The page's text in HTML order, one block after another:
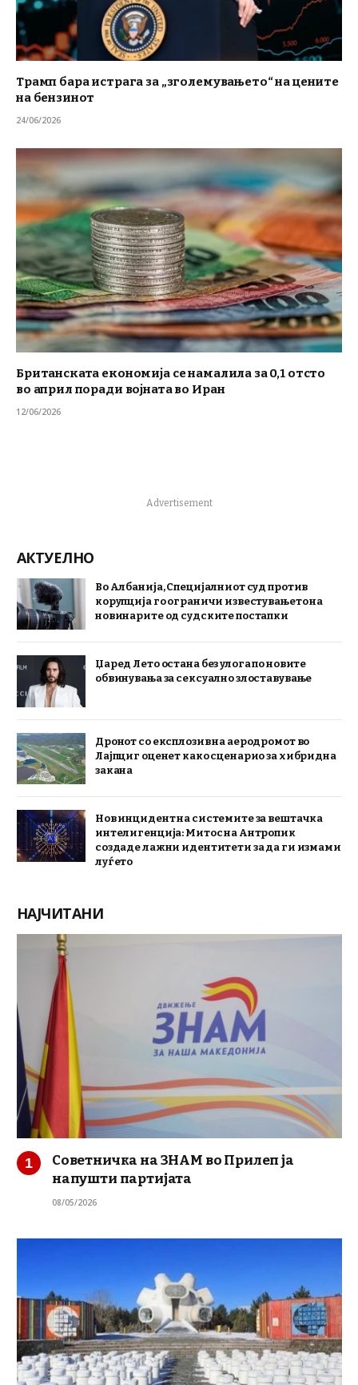
Трамп бара истрага за „зголемувањето“ на цените
на бензинот
24/06/2026
Британската економија се намалила за 0,1 отсто
во април поради војната во Иран
12/06/2026
Advertisement
АКТУЕЛНО
Во Албанија, Специјалниот суд против
корупција го ограничи известувањето на
новинарите од судските постапки
Џаред Лето остана без улога по новите
обвинувања за сексуално злоставување
Дронот со експлозив на аеродромот во
Лајпциг оценет како сценарио за хибридна
закана
Нов инцидент на системите за вештачка
интелигенција: Митос на Антропик
создаде лажни идентитети за да ги измами
луѓето
НАЈЧИТАНИ
Советничка на ЗНАМ во Прилеп ја
напушти партијата
08/05/2026